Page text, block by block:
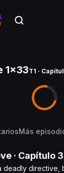
1x33T1 ·
Más
· Capítulo
deadly directive,